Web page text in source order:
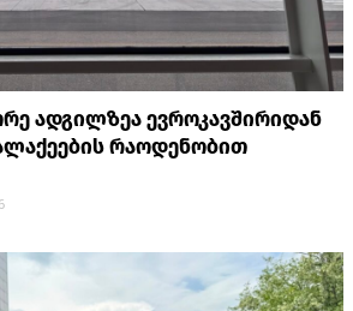
ადგილზეა ევროკავშირიდან
რაოდენობით